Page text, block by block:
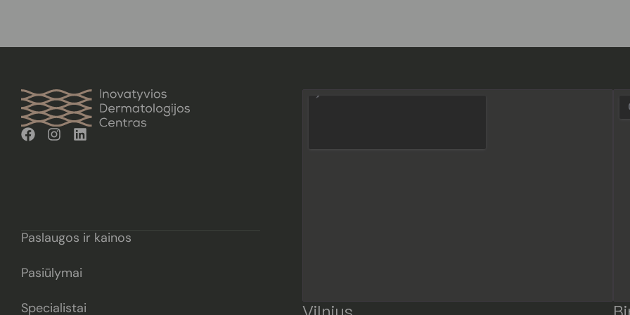
Paslaugos ir kainos
Pasiūlymai
Specialistai